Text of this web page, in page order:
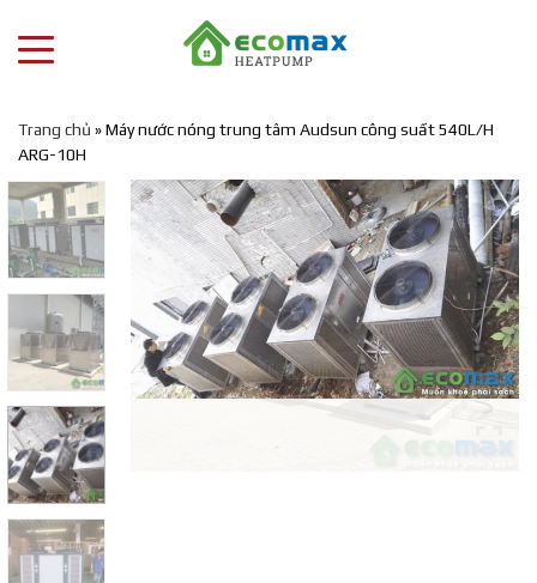
Trang chủ »Máy nước nóng trung tâm Audsun công suất 540L/H
ARG-10H